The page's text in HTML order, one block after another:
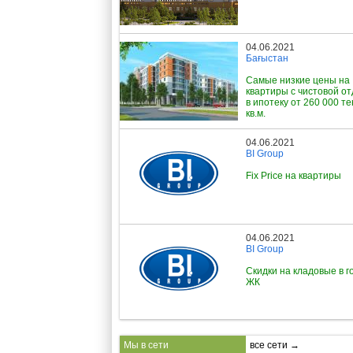
04.06.2021
Бағыстан
Самые низкие цены на
квартиры с чистовой
в ипотеку от 260 000
кв.м.
04.06.2021
BI Group
Fix Price на квартиры
04.06.2021
BI Group
Скидки на кладовые в
ЖК
Мы в сети все сети →